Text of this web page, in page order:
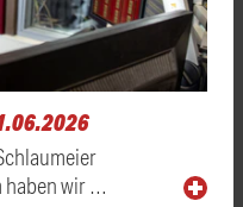
haben wir …